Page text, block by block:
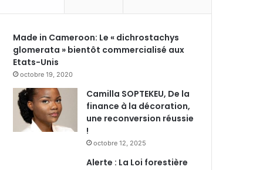
Made in Cameroon: Le « dichrostachys
glomerata » bientôt commercialisé aux
Etats-Unis
octobre 19, 2020
Camilla SOPTEKEU, De la
finance à la décoration,
une reconversion réussie
!
octobre 12, 2025
Alerte : La Loi forestière